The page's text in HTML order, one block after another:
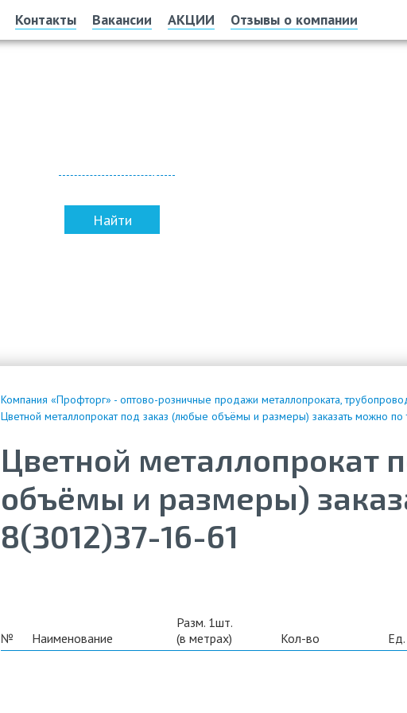
Контакты Вакансии АКЦИИ Отзывы о компании
Компания «Профторг» - оптово-розничные продажи металлопроката,
Цветной металлопрокат под заказ (любые объёмы и размеры) заказать можно
Цветной металлопрокат
объёмы и размеры)
8(3012)37-16-61
№ Наименование
Разм. 1шт.
(в метрах)
Кол-во